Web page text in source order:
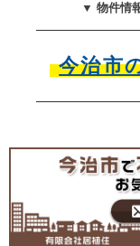
▼ 物件情
今治市